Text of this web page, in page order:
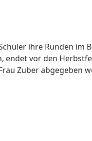
ihre Runden im
endet vor den
Zuber abgegeben